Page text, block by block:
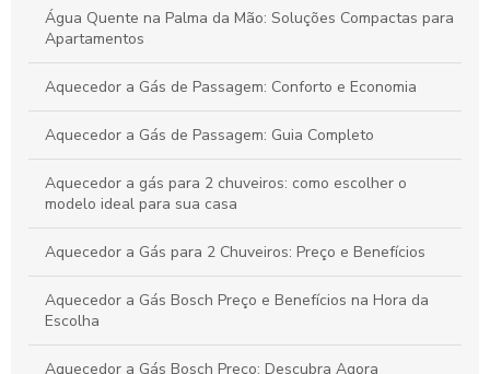
Aquecedores de Água Solar: Guia Completo para Sua Casa
Sustentável
Água Quente na Palma da Mão: Soluções Compactas para
Apartamentos
Aquecedor a Gás de Passagem: Conforto e Economia
Aquecedor a Gás de Passagem: Guia Completo
Aquecedor a gás para 2 chuveiros: como escolher o
modelo ideal para sua casa
Aquecedor a Gás para 2 Chuveiros: Preço e Benefícios
Aquecedor a Gás Bosch Preço e Benefícios na Hora da
Escolha
Aquecedor a Gás Bosch Preço: Descubra Agora